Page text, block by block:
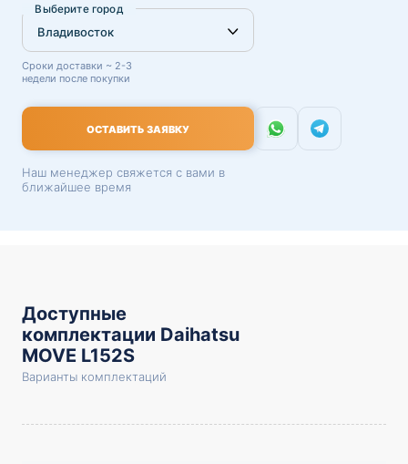
Выберите город
Сроки доставки ~ 2-3
недели после покупки
ОСТАВИТЬ ЗАЯВКУ
Наш менеджер свяжется с вами в
ближайшее время
Доступные
комплектации Daihatsu
MOVE L152S
Варианты комплектаций